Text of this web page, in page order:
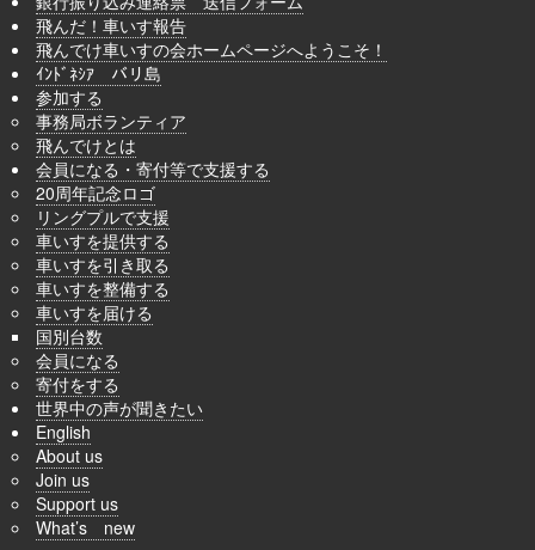
飛んだ！車いす報告
飛んでけ車いすの会ホームページへようこそ！
ｲﾝﾄﾞﾈｼｱ バリ島
参加する
事務局ボランティア
飛んでけとは
会員になる・寄付等で支援する
20周年記念ロゴ
リングプルで支援
車いすを提供する
車いすを引き取る
車いすを整備する
車いすを届ける
国別台数
会員になる
寄付をする
世界中の声が聞きたい
English
About us
Join us
Support us
What’s new